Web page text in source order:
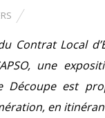
Contrat Local
une
Découpe est
en